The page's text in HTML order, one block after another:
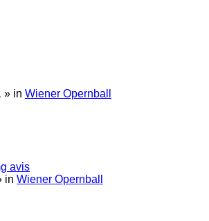
» in Wiener Opernball
avis
in Wiener Opernball